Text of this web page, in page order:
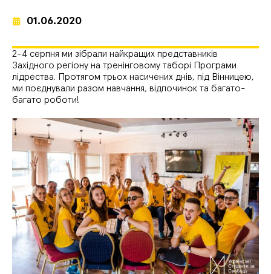
01.06.2020
2-4 серпня ми зібрали найкращих представників
Західного регіону на тренінговому таборі Програми
лідрества. Протягом трьох насичених днів, під Вінницею,
ми поєднували разом навчання, відпочинок та багато-
багато роботи!